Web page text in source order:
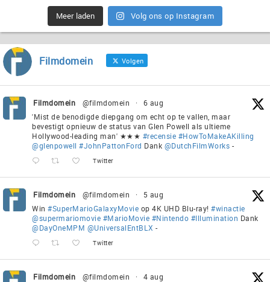
Meer laden Volg ons op Instagram
Filmdomein Volgen
Filmdomein @filmdomein ·
6 aug
'Mist de benodigde diepgang om echt op te vallen, maar
bevestigt opnieuw de status van Glen Powell als ultieme
Hollywood-leading man' ★★★ #recensie #HowToMakeAKilling
@glenpowell #JohnPattonFord Dank @DutchFilmWorks -
Twitter
Filmdomein @filmdomein ·
5 aug
Win #SuperMarioGalaxyMovie op 4K UHD Blu-ray! #winactie
@supermariomovie #MarioMovie #Nintendo #Illumination Dank
@DayOneMPM @UniversalEntBLX -
Twitter
Filmdomein @filmdomein ·
4 aug